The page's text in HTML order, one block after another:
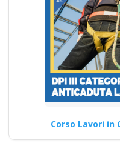
Corso Lavori in